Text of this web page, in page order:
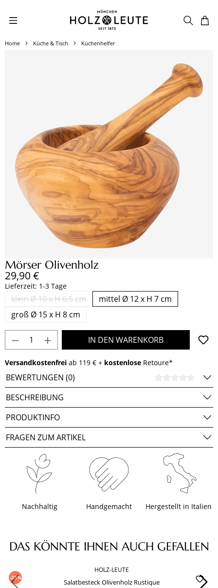
Zum Hauptinhalt springen
Home Küche & Tisch Küchenhelfer
Mörser Olivenholz
Regulärer Preis:
29,90 €
Lieferzeit: 1-3 Tage
klein Ø 10 x H 6,5 cm(Diese Option ist zurzeit nicht verfügbar.)
mittel Ø 12 x H 7 cm
groß Ø 15 x H 8 cm
Produkt Anzahl: Gib den gewünschten
IN DEN WARENKORB
Versandkostenfrei ab 119 € + kostenlose Retoure*
BEWERTUNGEN (0)
BESCHREIBUNG
PRODUKTINFO
FRAGEN ZUM ARTIKEL
Nachhaltig Handgemacht Hergestellt in Italien
Produktgalerie überspringen
DAS KÖNNTE IHNEN AUCH GEFALLEN
-23%
HOLZ-LEUTE
Salatbesteck Olivenholz Rustique